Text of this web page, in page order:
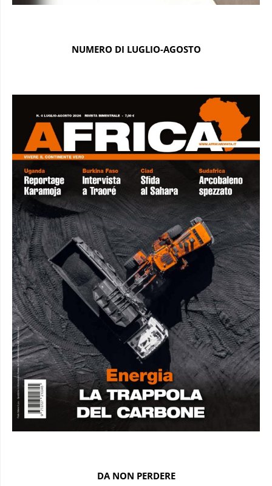
NUMERO DI LUGLIO-AGOSTO
DA NON PERDERE